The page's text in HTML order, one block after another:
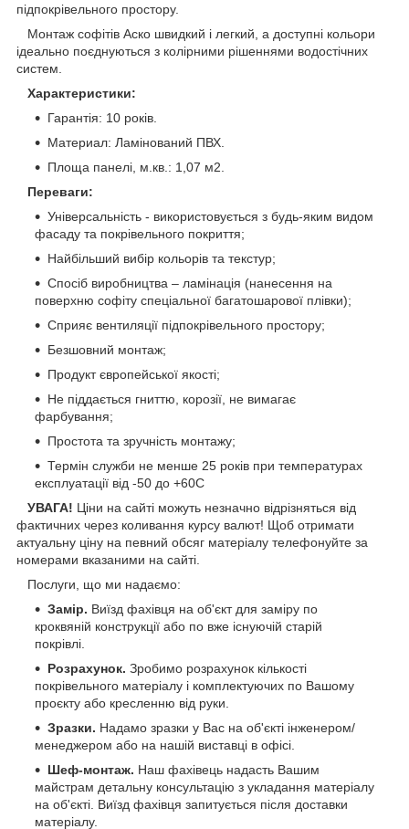
підпокрівельного простору.
Монтаж софітів Аско швидкий і легкий, а доступні кольори
ідеально поєднуються з колірними рішеннями водостічних
систем.
Характеристики:
Гарантія: 10 років.
Материал: Ламінований ПВХ.
Площа панелі, м.кв.: 1,07 м2.
Переваги:
Універсальність - використовується з будь-яким видом
фасаду та покрівельного покриття;
Найбільший вибір кольорів та текстур;
Спосіб виробництва – ламінація (нанесення на
поверхню софіту спеціальної багатошарової плівки);
Сприяє вентиляції підпокрівельного простору;
Безшовний монтаж;
Продукт європейської якості;
Не піддається гниттю, корозії, не вимагає
фарбування;
Простота та зручність монтажу;
Термін служби не менше 25 років при температурах
експлуатації від -50 до +60С
УВАГА! Ціни на сайті можуть незначно відрізняться від
фактичних через коливання курсу валют! Щоб отримати
актуальну ціну на певний обсяг матеріалу телефонуйте за
номерами вказаними на сайті.
Послуги, що ми надаємо:
Замір. Виїзд фахівця на об'єкт для заміру по
кроквяній конструкції або по вже існуючій старій
покрівлі.
Розрахунок. Зробимо розрахунок кількості
покрівельного матеріалу і комплектуючих по Вашому
проєкту або кресленню від руки.
Зразки. Надамо зразки у Вас на об'єкті інженером/
менеджером або на нашій виставці в офісі.
Шеф-монтаж. Наш фахівець надасть Вашим
майстрам детальну консультацію з укладання матеріалу
на об'єкті. Виїзд фахівця запитується після доставки
матеріалу.